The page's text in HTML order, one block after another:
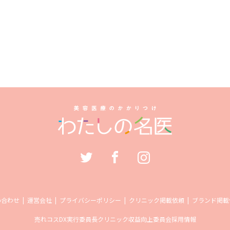
わせ 運営会社 プライバシーポリシー クリニック掲載依頼 ブランド掲
売れコスDX実行委員長クリニック収益向上委員会採用情報